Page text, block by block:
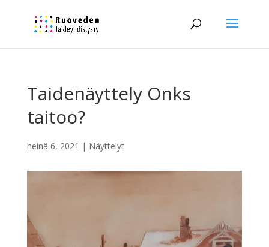
Taidenäyttely Onks
taitoo?
heinä 6, 2021 | Näyttelyt